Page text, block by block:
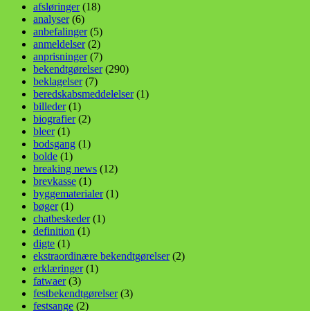
afsløringer(18)
analyser(6)
anbefalinger(5)
anmeldelser(2)
anprisninger(7)
bekendtgørelser(290)
beklagelser(7)
beredskabsmeddelelser(1)
billeder(1)
biografier(2)
bleer(1)
bodsgang (1)
bolde (1)
breaking news (12)
brevkasse (1)
byggematerialer(1)
bøger(1)
chatbeskeder(1)
definition (1)
digte (1)
ekstraordinære bekendtgørelser(2)
erklæringer(1)
fatwaer(3)
festbekendtgørelser(3)
festsange (2)